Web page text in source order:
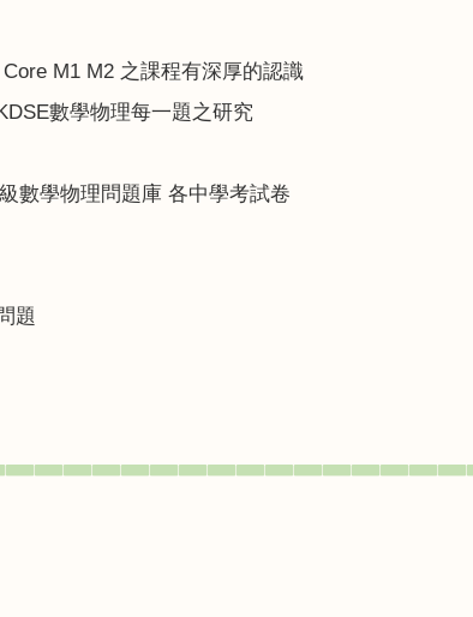
Core M1 M2 之課程有深厚的認識
數學物理每一題之研究
數學物理問題庫 各中學考試卷
題